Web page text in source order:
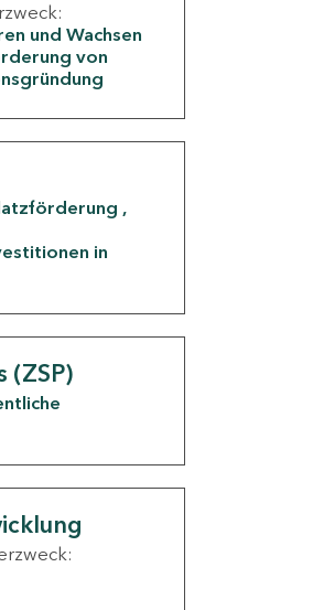
und Wachsen
von
in
(ZSP)